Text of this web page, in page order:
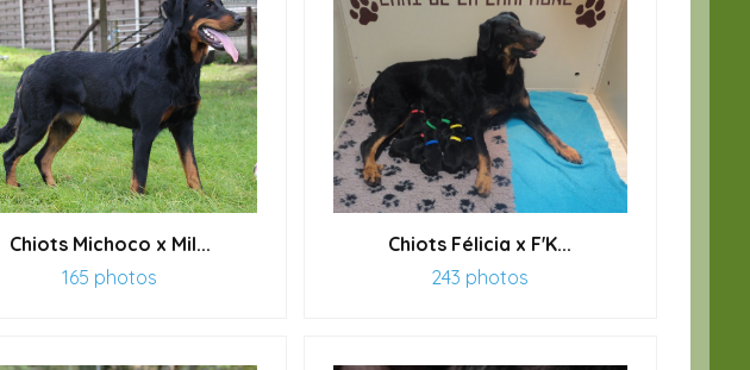
Chiots Michoco x Mil...
165 photos
Chiots Félicia x F'K...
243 photos